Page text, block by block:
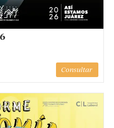
Consultar